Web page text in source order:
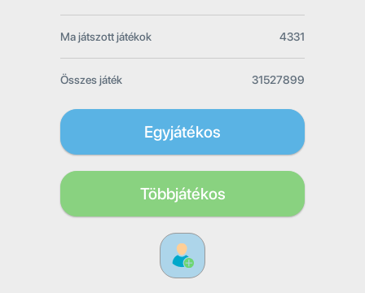
Ma játszott játékok 4331
Összes játék 31527899
Egyjátékos
Többjátékos